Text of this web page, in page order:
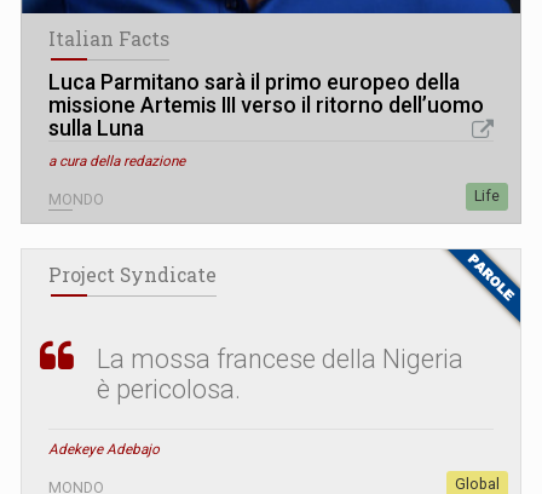
Italian Facts
Luca Parmitano sarà il primo europeo della
missione Artemis III verso il ritorno dell’uomo
sulla Luna
a cura della redazione
MONDO Life
Project Syndicate
La mossa francese della Nigeria
è pericolosa.
Adekeye Adebajo
MONDO Global